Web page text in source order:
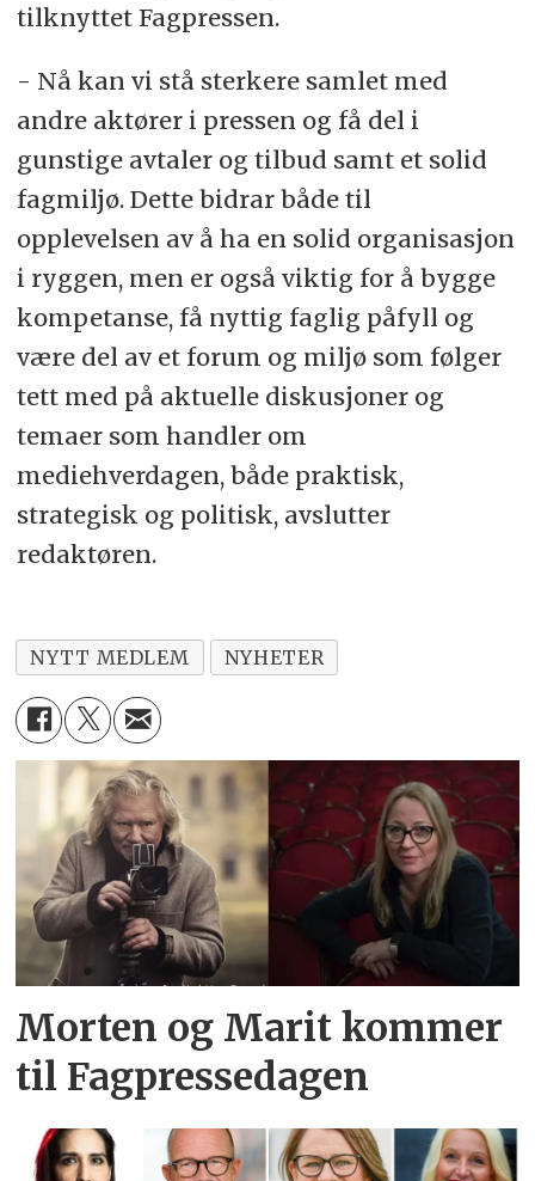
tilknyttet Fagpressen.
- Nå kan vi stå sterkere samlet med
andre aktører i pressen og få del i
gunstige avtaler og tilbud samt et solid
fagmiljø. Dette bidrar både til
opplevelsen av å ha en solid organisasjon
i ryggen, men er også viktig for å bygge
kompetanse, få nyttig faglig påfyll og
være del av et forum og miljø som følger
tett med på aktuelle diskusjoner og
temaer som handler om
mediehverdagen, både praktisk,
strategisk og politisk, avslutter
redaktøren.
NYTT MEDLEM NYHETER
Morten og Marit kommer
til Fagpressedagen